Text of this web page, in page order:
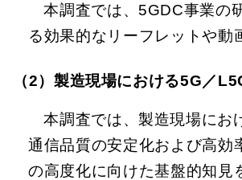
本調査では、5GDC事業の
る効果的なリーフレットや動
（2）製造現場における5G／
本調査では、製造現場にお
通信品質の安定化および高効
の高度化に向けた基盤的知見